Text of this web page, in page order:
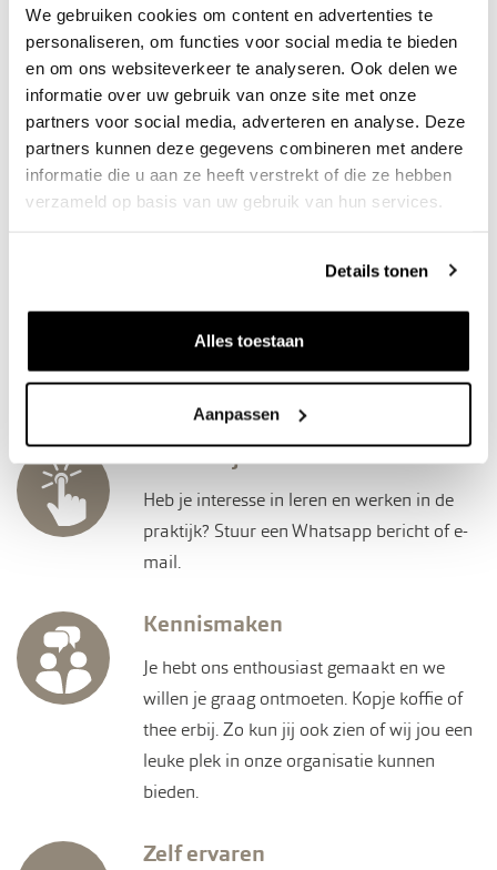
We gebruiken cookies om content en advertenties te
personaliseren, om functies voor social media te bieden
en om ons websiteverkeer te analyseren. Ook delen we
informatie over uw gebruik van onze site met onze
partners voor social media, adverteren en analyse. Deze
partners kunnen deze gegevens combineren met andere
informatie die u aan ze heeft verstrekt of die ze hebben
verzameld op basis van uw gebruik van hun services.
Details tonen
Alles toestaan
Aanpassen
Neem contact op met
Ruby Schoofs
werkenbij@k3.nl 06 34 38 06 34
Wat je kunt verwachten als je je aanmeld voor een
stageplek, lees je hier.
Laat van je horen!
Heb je interesse in leren en werken in de
praktijk? Stuur een Whatsapp bericht of e-
mail.
Kennismaken
Je hebt ons enthousiast gemaakt en we
willen je graag ontmoeten. Kopje koffie of
thee erbij. Zo kun jij ook zien of wij jou een
leuke plek in onze organisatie kunnen
bieden.
Zelf ervaren